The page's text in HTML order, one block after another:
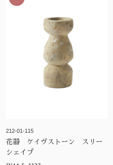
212-01-115
花器 ケイヴストーン スリー
シェイプ